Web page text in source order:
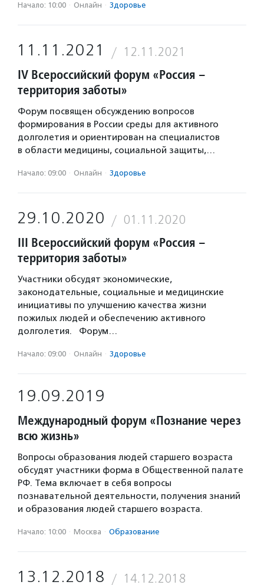
Начало: 10:00 · Онлайн · Здоровье
11.11.2021 12.11.2021
IV Всероссийский форум «Россия –
территория заботы»
Форум посвящен обсуждению вопросов
формирования в России среды для активного
долголетия и ориентирован на специалистов
в области медицины, социальной защиты,…
Начало: 09:00 · Онлайн · Здоровье
29.10.2020 01.11.2020
III Всероссийский форум «Россия –
территория заботы»
Участники обсудят экономические,
законодательные, социальные и медицинские
инициативы по улучшению качества жизни
пожилых людей и обеспечению активного
долголетия. Форум…
Начало: 09:00 · Онлайн · Здоровье
19.09.2019
Международный форум «Познание через
всю жизнь»
Вопросы образования людей старшего возраста
обсудят участники форма в Общественной палате
РФ. Тема включает в себя вопросы
познавательной деятельности, получения знаний
и образования людей старшего возраста.
Начало: 10:00 · Москва · Образование
13.12.2018 14.12.2018